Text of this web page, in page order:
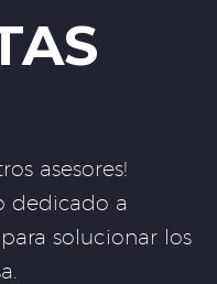
asesores!
dedicado a
solucionar los